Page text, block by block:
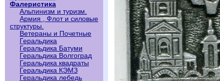
Фалеристика
Альпинизм и туризм.
Армия , Флот и силовые
структуры.
Ветераны и Почетные
Геральдика
Геральдика Батуми
Геральдика Волгоград
Геральдика квадраты
Геральдика КЭМЗ
Геральдика лебедь